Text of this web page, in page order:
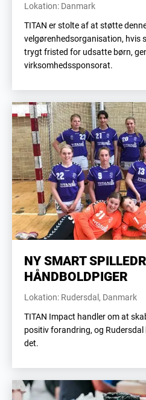
Lokation: Danmark
TITAN er stolte af at støtte
velgørenhedsorganisation, hvis
trygt fristed for udsatte børn,
virksomhedssponsorat.
NY SMART
HÅNDBOLDPIGER
Lokation: Rudersdal, Danmark
TITAN Impact handler om at
positiv forandring, og
det.